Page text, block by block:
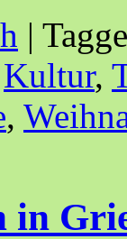
|
Kultur,
,
in